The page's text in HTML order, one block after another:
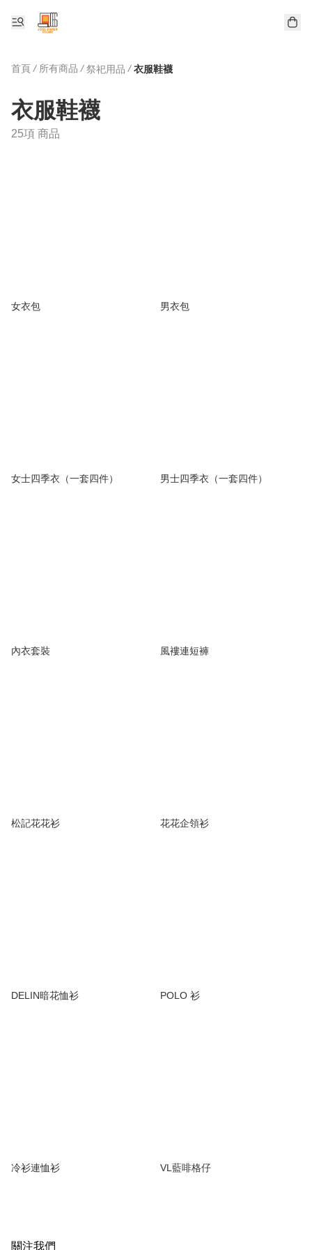
首頁 / 所有商品 / 祭祀用品 / 衣服鞋襪
衣服鞋襪
25項 商品
女衣包 男衣包
女士四季衣（一套四件） 男士四季衣（一套四件）
內衣套裝 風褸連短褲
松記花花衫 花花企領衫
DELIN暗花恤衫 POLO 衫
冷衫連恤衫 VL藍啡格仔
關注我們